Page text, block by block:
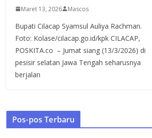
Maret 13, 2026 Mascos
Bupati Cilacap Syamsul Auliya Rachman.
Foto: Kolase/cilacap.go.id/kpk CILACAP,
POSKITA.co – Jumat siang (13/3/2026) di
pesisir selatan Jawa Tengah seharusnya
berjalan
Pos-pos Terbaru